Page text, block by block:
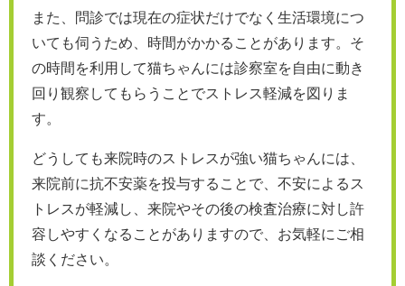
また、問診では現在の症状だけでなく生活環境につ
いても伺うため、時間がかかることがあります。そ
の時間を利用して猫ちゃんには診察室を自由に動き
回り観察してもらうことでストレス軽減を図りま
す。
どうしても来院時のストレスが強い猫ちゃんには、
来院前に抗不安薬を投与することで、不安によるス
トレスが軽減し、来院やその後の検査治療に対し許
容しやすくなることがありますので、お気軽にご相
談ください。